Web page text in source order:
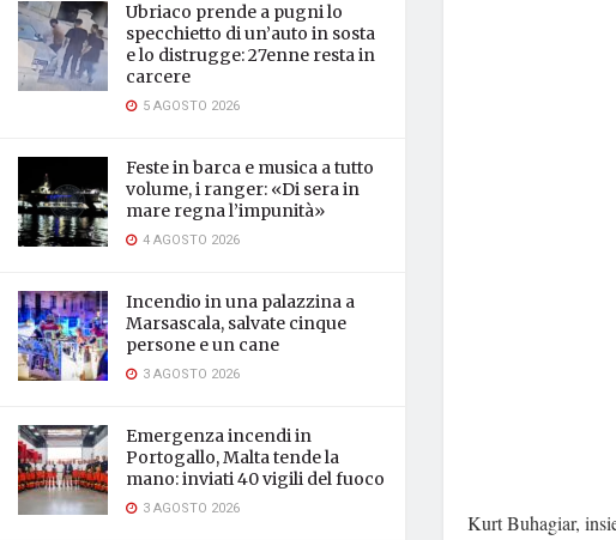
Ubriaco prende a pugni lo
specchietto di un’auto in sosta
e lo distrugge: 27enne resta in
carcere
5 AGOSTO 2026
Feste in barca e musica a tutto
volume, i ranger: «Di sera in
mare regna l’impunità»
4 AGOSTO 2026
Incendio in una palazzina a
Marsascala, salvate cinque
persone e un cane
3 AGOSTO 2026
Emergenza incendi in
Portogallo, Malta tende la
mano: inviati 40 vigili del fuoco
3 AGOSTO 2026
Kurt Buhagiar,